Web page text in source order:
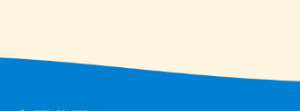
凝心聚力启新程 实干笃行攀新高 长少